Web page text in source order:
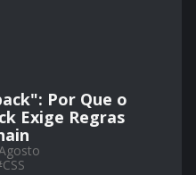
Por Que o
Exige Regras
CSS